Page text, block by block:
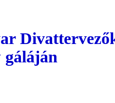
gáláján